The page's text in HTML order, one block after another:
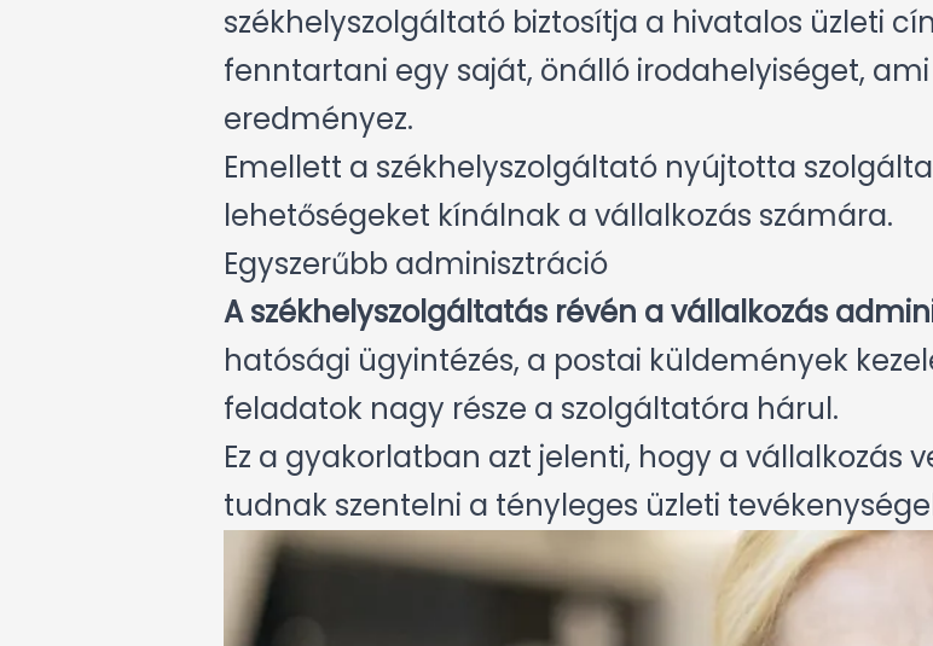
székhelyszolgáltató biztosítja a hivatalos üzleti
fenntartani egy saját, önálló irodahelyiséget,
eredményez.
Emellett a székhelyszolgáltató nyújtotta
lehetőségeket kínálnak a vállalkozás számára.
Egyszerűbb adminisztráció
A székhelyszolgáltatás révén a vállalkozás
hatósági ügyintézés, a postai küldemények
feladatok nagy része a szolgáltatóra hárul.
Ez a gyakorlatban azt jelenti, hogy a vállalkozás
tudnak szentelni a tényleges üzleti